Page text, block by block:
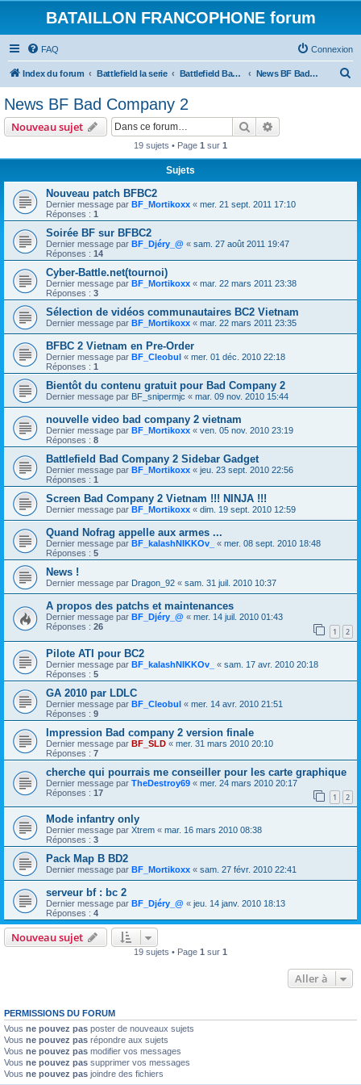
BATAILLON FRANCOPHONE forum
FAQ Connexion
Index du forum Battlefield la serie Battlefield Bad Compagnie et BC 2 News BF Bad Company 2
News BF Bad Company 2
Nouveau sujet Rechercher
19 sujets • Page 1 sur 1
Sujets
Nouveau patch BFBC2
Dernier message par BF_Mortikoxx « mer. 21 sept. 2011 17:10
Réponses : 1
Soirée BF sur BFBC2
Dernier message par BF_Djéry_@ « sam. 27 août 2011 19:47
Réponses : 14
Cyber-Battle.net(tournoi)
Dernier message par BF_Mortikoxx « mar. 22 mars 2011 23:38
Réponses : 3
Sélection de vidéos communautaires BC2 Vietnam
Dernier message par BF_Mortikoxx « mar. 22 mars 2011 23:35
BFBC 2 Vietnam en Pre-Order
Dernier message par BF_Cleobul « mer. 01 déc. 2010 22:18
Réponses : 1
Bientôt du contenu gratuit pour Bad Company 2
Dernier message par BF_snipermjc « mar. 09 nov. 2010 15:44
nouvelle video bad company 2 vietnam
Dernier message par BF_Mortikoxx « ven. 05 nov. 2010 23:19
Réponses : 8
Battlefield Bad Company 2 Sidebar Gadget
Dernier message par BF_Mortikoxx « jeu. 23 sept. 2010 22:56
Réponses : 1
Screen Bad Company 2 Vietnam !!! NINJA !!!
Dernier message par BF_Mortikoxx « dim. 19 sept. 2010 12:59
Quand Nofrag appelle aux armes ...
Dernier message par BF_kalashNIKKOv_ « mer. 08 sept. 2010 18:48
Réponses : 5
News !
Dernier message par Dragon_92 « sam. 31 juil. 2010 10:37
A propos des patchs et maintenances
Dernier message par BF_Djéry_@ « mer. 14 juil. 2010 01:43
Réponses : 26 1 2
Pilote ATI pour BC2
Dernier message par BF_kalashNIKKOv_ « sam. 17 avr. 2010 20:18
Réponses : 5
GA 2010 par LDLC
Dernier message par BF_Cleobul « mer. 14 avr. 2010 21:51
Réponses : 9
Impression Bad company 2 version finale
Dernier message par BF_SLD « mer. 31 mars 2010 20:10
Réponses : 7
cherche qui pourrais me conseiller pour les carte graphique
Dernier message par TheDestroy69 « mer. 24 mars 2010 20:17
Réponses : 17 1 2
Mode infantry only
Dernier message par Xtrem « mar. 16 mars 2010 08:38
Réponses : 3
Pack Map B BD2
Dernier message par BF_Mortikoxx « sam. 27 févr. 2010 22:41
serveur bf : bc 2
Dernier message par BF_Djéry_@ « jeu. 14 janv. 2010 18:13
Réponses : 4
Nouveau sujet
19 sujets • Page 1 sur 1
Aller à
PERMISSIONS DU FORUM
Vous ne pouvez pas poster de nouveaux sujets
Vous ne pouvez pas répondre aux sujets
Vous ne pouvez pas modifier vos messages
Vous ne pouvez pas supprimer vos messages
Vous ne pouvez pas joindre des fichiers